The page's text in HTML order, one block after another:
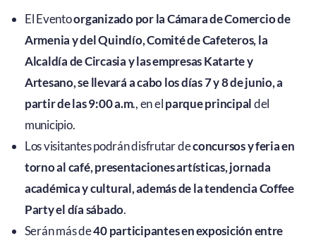
El Eventoorganizado por la Cámara de Comercio de
Armenia y del Quindío, Comité de Cafeteros, la
Alcaldía de Circasia y las empresas Katarte y
Artesano, se llevará a cabo los días 7 y 8 de junio, a
partir de las 9:00 a.m., en elparque principaldel
municipio.
Los visitantes podrán disfrutar deconcursos y feria en
torno al café, presentaciones artísticas, jornada
académica y cultural, además de la tendencia Coffee
Party el día sábado.
⁠Serán más de40 participantes en exposición entre